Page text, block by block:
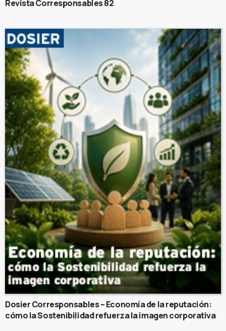
Revista Corresponsables 82
Dosier Corresponsables – Economía de la reputación:
cómo la Sostenibilidad refuerza la imagen corporativa